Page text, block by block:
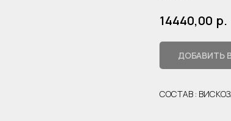
14440,00 р.
ДОБАВИТЬ
СОСТАВ :